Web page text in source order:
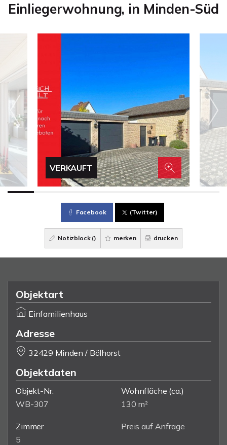
Einliegerwohnung, in Minden-Süd
VERKAUFT
Facebook (Twitter)
Notizblock () merken drucken
Objektart
Einfamilienhaus
Adresse
32429 Minden / Bölhorst
Objektdaten
Objekt-Nr.
WB-307
Wohnfläche (ca.)
130 m²
Zimmer
5
Preis auf Anfrage